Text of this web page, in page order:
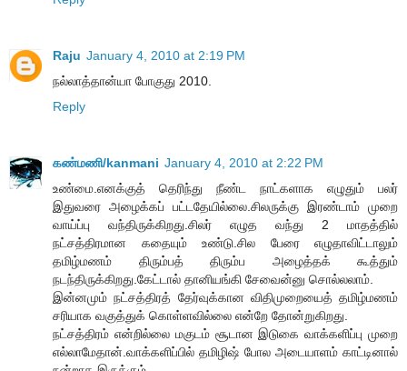
Raju January 4, 2010 at 2:19 PM
நல்லாத்தான்யா போகுது 2010.
Reply
கண்மணி/kanmani January 4, 2010 at 2:22 PM
உண்மை.எனக்குத் தெரிந்து நீண்ட நாட்களாக எழுதும் பலர்
இதுவரை அழைக்கப் பட்டதேயில்லை.சிலருக்கு இரண்டாம் முறை
வாய்ப்பு வந்திருக்கிறது.சிலர் எழுத வந்து 2 மாதத்தில்
நட்சத்திரமான கதையும் உண்டு.சில பேரை எழுதாவிட்டாலும்
தமிழ்மணம் திரும்பத் திரும்ப அழைத்தக் கூத்தும்
நடந்திருக்கிறது.கேட்டால் தானியங்கி சேவைன்னு சொல்லலாம்.
இன்னமும் நட்சத்திரத் தேர்வுக்கான விதிமுறையைத் தமிழ்மணம்
சரியாக வகுத்துக் கொள்ளவில்லை என்றே தோன்றுகிறது.
நட்சத்திரம் என்றில்லை மகுடம் சூடான இடுகை வாக்களிப்பு முறை
எல்லாமேதான்.வாக்களிப்பில் தமிழிஷ் போல அடையாளம் காட்டினால்